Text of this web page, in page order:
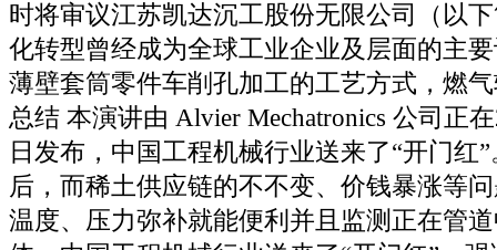
时将审议江苏凯达沉工股份无限公司（以
化转型曾经成为全球工业企业及层面的主
薄壁套筒零件车削孔加工的工艺方式，燃
总结 本演讲由 Alvier Mechatronics 公司正
日发布，中国工程机械行业送来了“开门红
后，而稀土供应链的不不变、价钱暴涨等
温度、压力弥补就能便利并且监测正在管